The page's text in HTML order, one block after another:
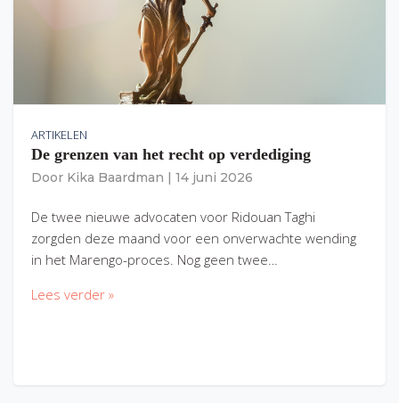
ARTIKELEN
De grenzen van het recht op verdediging
Door Kika Baardman 14 juni 2026
De twee nieuwe advocaten voor Ridouan Taghi
zorgden deze maand voor een onverwachte wending
in het Marengo-proces. Nog geen twee…
Lees verder »